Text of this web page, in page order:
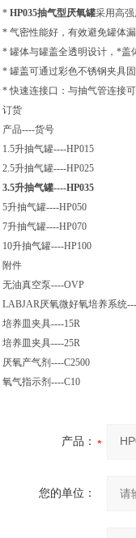
* HP035抽气型厌氧罐采用高
* 气密性能好，有效避免罐体
* 罐体与罐盖全透明设计，*盖
* 罐盖可通过彩色不锈钢夹具
* 快速连接口：与抽气管连接
订货
产品----货号
1.5升抽气罐----HP015
2.5升抽气罐----HP025
3.5升抽气罐----HP035
5升抽气罐----HP050
7升抽气罐----HP070
10升抽气罐----HP100
附件
无油真空泵----OVP
LABJAR厌氧微好氧培养系统
培养皿夹具----15R
培养皿夹具----25R
厌氧产气剂----C2500
氧气指示剂----C10
产品：
您的单位：